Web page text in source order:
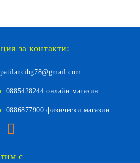
за контакти:
patilancibg78@gmail.com
0885428244 онлайн магазин
0886877900 физически магазин
с